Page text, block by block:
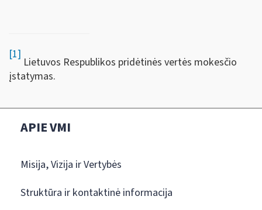
[1]
Lietuvos Respublikos pridėtinės vertės mokesčio
įstatymas.
APIE VMI
Misija, Vizija ir Vertybės
Struktūra ir kontaktinė informacija